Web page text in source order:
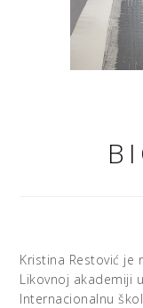
Kristina Restović je
Likovnoj akademiji
Internacionalnu